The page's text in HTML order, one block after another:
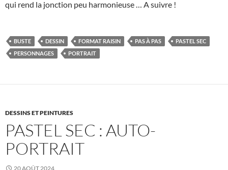
qui rend la jonction peu harmonieuse … A suivre !
BUSTE DESSIN FORMAT RAISIN PAS À PAS
PASTEL SEC
PERSONNAGES
PORTRAIT
DESSINS ET PEINTURES
PASTEL SEC : AUTO-
PORTRAIT
20 AOÛT 2024